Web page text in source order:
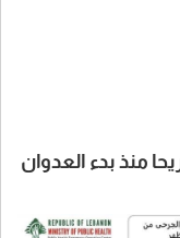
الصحة: 4335 شهيدا و 12273 جريحا منذ بدء العدوان